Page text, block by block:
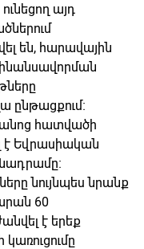
այդ
են, հարավային
ընթացքում։
հատվածի
է Եվրասիական
նույնպես նրանք
60
է երեք